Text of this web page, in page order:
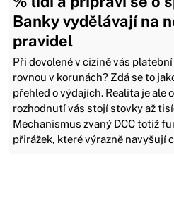
Banky vydělávají na
pravidel
Při dovolené v cizině vás
rovnou v korunách? Zdá se to
přehled o výdajích. Realita je ale
rozhodnutí vás stojí stovky až
Mechanismus zvaný DCC totiž
přirážek, které výrazně navyšují